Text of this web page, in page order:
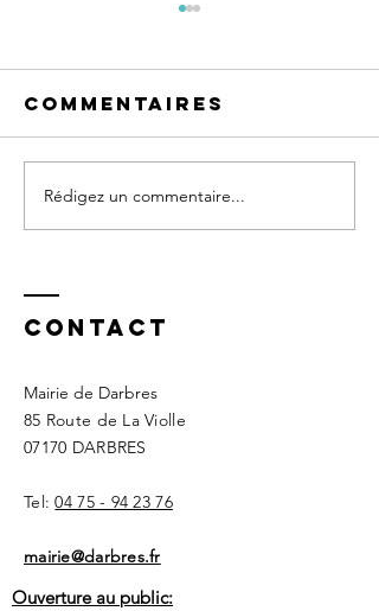
Orage de
grêle : vos
Commentaires
Rédigez un commentaire...
Contact
Mairie de Darbres
85 Route de La Violle
07170 DARBRES
Tel:04 75 - 94 23 76
mairie@darbres.fr
Ouverture au public: